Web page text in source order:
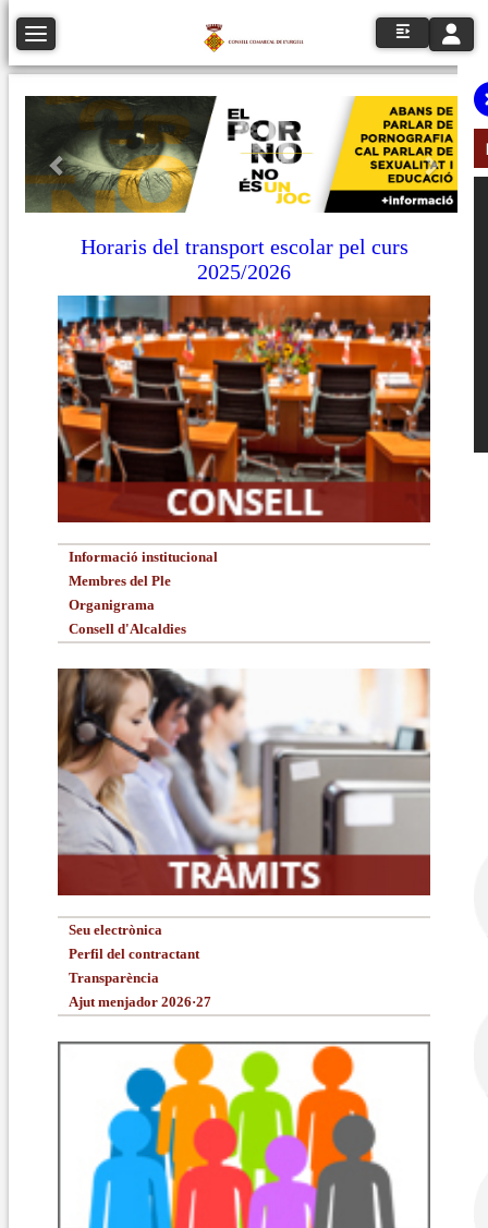
Toggle navigation Toggle
Anterior
Horaris del transport escolar pel curs
2025/2026
Informació institucional
Membres del Ple
Organigrama
Consell d'Alcaldies
Seu electrònica
Perfil del contractant
Transparència
Ajut menjador 2026·27